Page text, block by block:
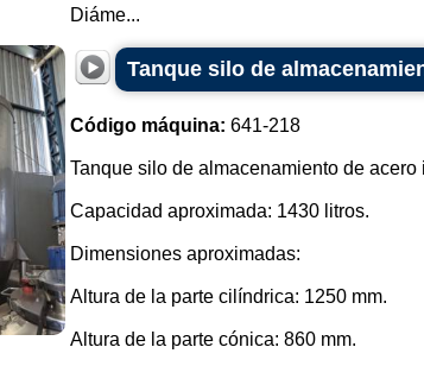
Diáme...
Tanque silo de
Código máquina: 641-218
Tanque silo de almacenamiento de acero
Capacidad aproximada: 1430 litros.
Dimensiones aproximadas:
Altura de la parte cilíndrica: 1250 mm.
Altura de la parte cónica: 860 mm.